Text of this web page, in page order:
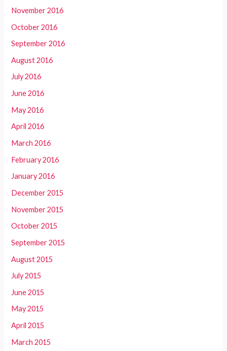
November 2016
October 2016
September 2016
August 2016
July 2016
June 2016
May 2016
April 2016
March 2016
February 2016
January 2016
December 2015
November 2015
October 2015
September 2015
August 2015
July 2015
June 2015
May 2015
April 2015
March 2015